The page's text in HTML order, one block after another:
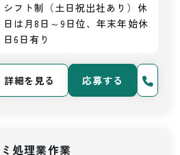
シフト制（土日祝出社あり）休
日は月8日～9日位、年末年始休
日6日有り
詳細を見る 応募する
処理業作業